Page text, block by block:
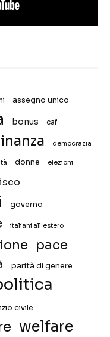
assegno unico
bonus caf
democrazia
donne elezioni
governo
italiani all'estero
pace
parità di genere
civile
welfare